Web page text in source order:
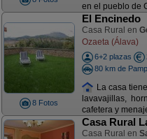
en el pueblo de
8 Fotos
El Encinedo
Casa Rural en
Ozaeta (Álava)
6+2 plazas
80 km de
La casa
lavavajillas,
cafetera y
Casa Rural
Casa Rural en